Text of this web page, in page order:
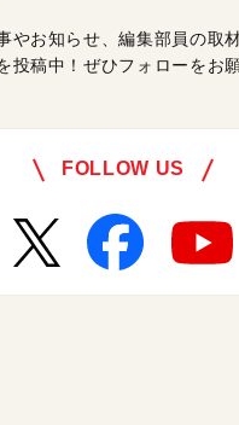
やお知らせ、編集部員の取
投稿中！ぜひフォローをお
FOLLOW US